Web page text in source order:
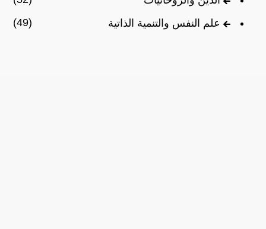
علم النفس والتنمية الذاتية
(49)